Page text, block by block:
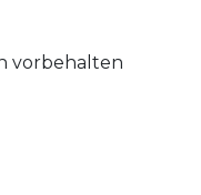
vorbehalten